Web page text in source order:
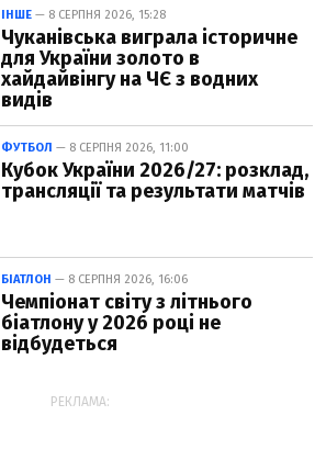
ІНШЕ — 8 СЕРПНЯ 2026, 15:28
Чуканівська виграла історичне
для України золото в
хайдайвінгу на ЧЄ з водних
видів
ФУТБОЛ — 8 СЕРПНЯ 2026, 11:00
Кубок України 2026/27: розклад,
трансляції та результати матчів
БІАТЛОН — 8 СЕРПНЯ 2026, 16:06
Чемпіонат світу з літнього
біатлону у 2026 році не
відбудеться
РЕКЛАМА: